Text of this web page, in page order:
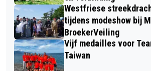
Westfriese
tijdens modeshow bij
BroekerVeiling
Vijf medailles voor
Taiwan